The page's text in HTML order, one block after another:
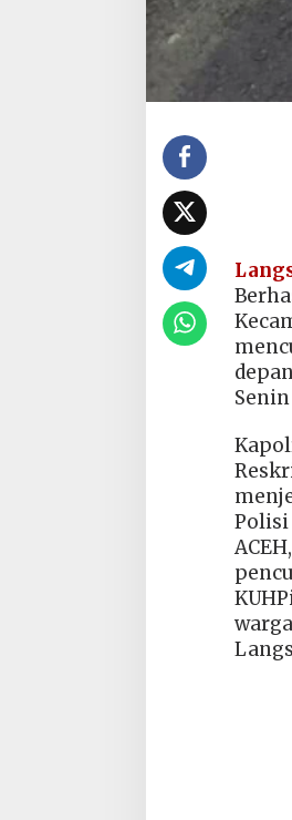
Senin
Polisi